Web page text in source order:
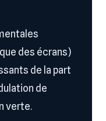
des écrans)
de la part
de
verte.